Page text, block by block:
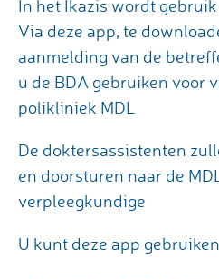
In het Ikazis wordt
Via deze app, te
aanmelding van de
u de BDA gebruiken voor
polikliniek MDL
De doktersassistenten
en doorsturen naar de
verpleegkundige
U kunt deze app